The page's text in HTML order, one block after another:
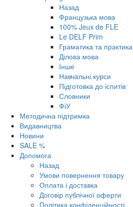
Назад
Французька мова
100% Jeux de FLE
Le DELF Prim
Граматика та практика
Ділова мова
Інше
Навчальні курси
Підготовка до іспитів
Словники
ФіУ
Методична підтримка
Видавництва
Новини
SALE %
Допомога
Назад
Умови повернення товару
Оплата і доставка
Договір публічної оферти
Політика конфіденційності